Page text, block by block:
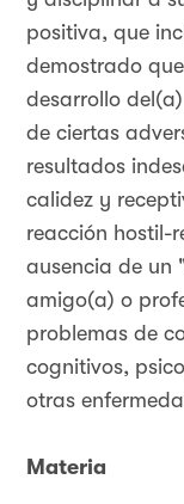
positiva, que
demostrado
desarrollo
de ciertas
resultados
calidez y
reacción hostil-
ausencia de un
amigo(a) o
problemas de
cognitivos,
otras
Materia